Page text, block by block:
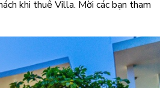
khi thuê Villa. Mời các bạn tham